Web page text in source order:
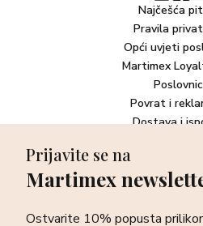
Najčešća
Pravila
Opći uvjeti
Martimex
Povrat i
Dostava i
Newsletter
sve o najnovijim proizvodima,
Prijavite se na
Martimex
Ostvarite 10% popusta